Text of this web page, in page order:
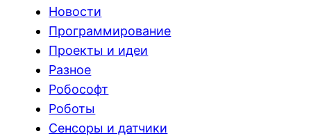
Новости
Программирование
Проекты и идеи
Разное
Робософт
Роботы
Сенсоры и датчики